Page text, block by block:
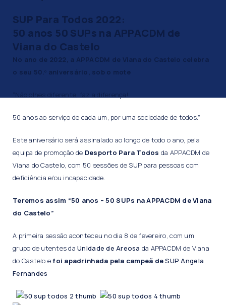
SUP Para Todos 2022:
50 anos 50 SUPs na APPACDM de
Viana do Castelo
No ano de 2022, a APPACDM de Viana do Castelo celebra
o seu 50.º aniversário, sob o mote
“Não olhes diferente, faz a diferença!
50 anos ao serviço de cada um, por uma sociedade de todos.”
Este aniversário será assinalado ao longo de todo o ano, pela
equipa de promoção de Desporto Para Todos da APPACDM de
Viana do Castelo, com 50 sessões de SUP para pessoas com
deficiência e/ou incapacidade.
Teremos assim “50 anos – 50 SUPs na APPACDM de Viana
do Castelo”
A primeira sessão aconteceu no dia 8 de fevereiro, com um
grupo de utentes daUnidade de Areosa da APPACDM de Viana
do Castelo efoi apadrinhada pela campeã deSUP Angela
Fernandes